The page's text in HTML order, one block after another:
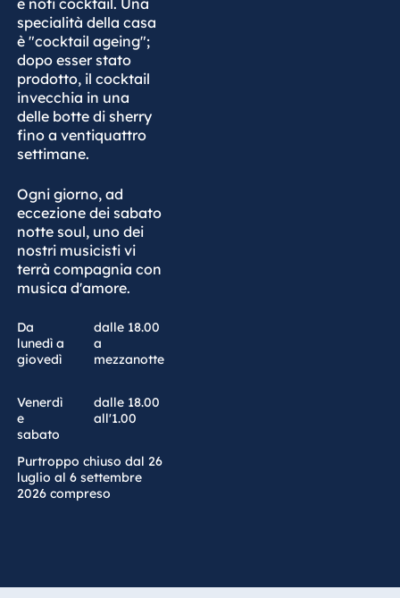
e noti cocktail. Una
specialità della casa
è "cocktail ageing";
dopo esser stato
prodotto, il cocktail
invecchia in una
delle botte di sherry
fino a ventiquattro
settimane.
Ogni giorno, ad
eccezione dei sabato
notte soul, uno dei
nostri musicisti vi
terrà compagnia con
musica d'amore.
Da
lunedì a
giovedì
dalle 18.00
a
mezzanotte
Venerdì
e
sabato
dalle 18.00
all'1.00
Purtroppo chiuso dal 26
luglio al 6 settembre
2026 compreso